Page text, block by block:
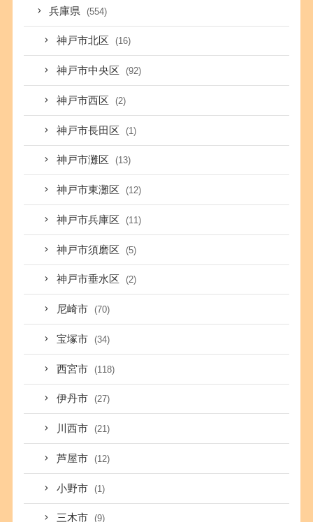
兵庫県 (554)
神戸市北区 (16)
神戸市中央区 (92)
神戸市西区 (2)
神戸市長田区 (1)
神戸市灘区 (13)
神戸市東灘区 (12)
神戸市兵庫区 (11)
神戸市須磨区 (5)
神戸市垂水区 (2)
尼崎市 (70)
宝塚市 (34)
西宮市 (118)
伊丹市 (27)
川西市 (21)
芦屋市 (12)
小野市 (1)
三木市 (9)